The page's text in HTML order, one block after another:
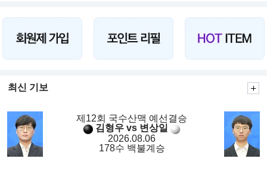
최신 기보
제12회 국수산맥 예선결승
김형우 vs 변상일
2026.08.06
178수 백불계승